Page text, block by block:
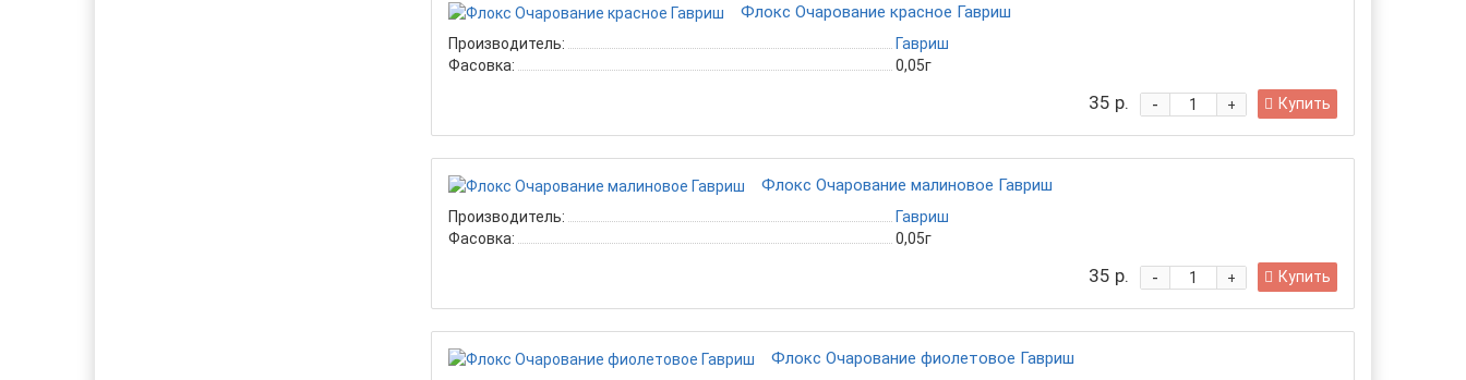
Флокс Очарование красное Гавриш
Производитель:
Гавриш
Фасовка:
0,05г
35 р. +
- Купить
Флокс Очарование малиновое Гавриш
Производитель:
Гавриш
Фасовка:
0,05г
35 р. +
- Купить
Флокс Очарование фиолетовое Гавриш